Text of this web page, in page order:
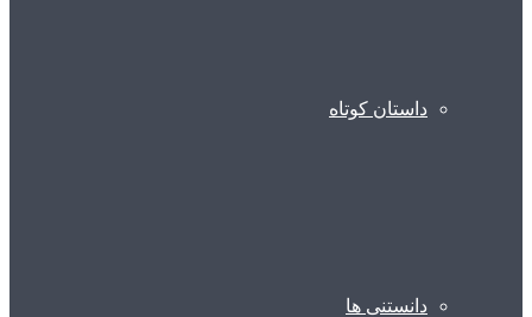
داستان کوتاه
دانستنی ها